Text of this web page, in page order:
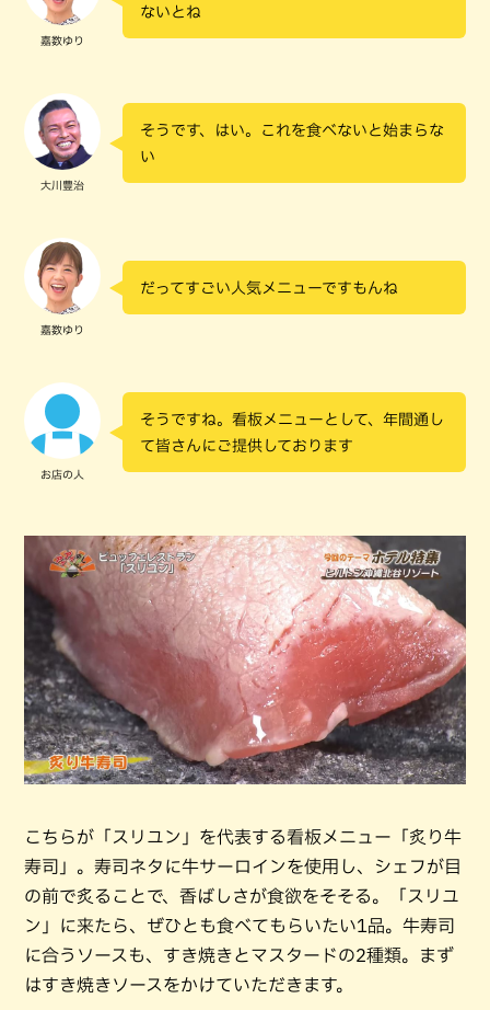
嘉数ゆり
ないとね
大川豊治
そうです、はい。これを食べないと始まらな
い
嘉数ゆり
だってすごい人気メニューですもんね
お店の人
そうですね。看板メニューとして、年間通し
て皆さんにご提供しております
こちらが「スリユン」を代表する看板メニュー「炙り牛
寿司」。寿司ネタに牛サーロインを使用し、シェフが目
の前で炙ることで、香ばしさが食欲をそそる。「スリユ
ン」に来たら、ぜひとも食べてもらいたい1品。牛寿司
に合うソースも、すき焼きとマスタードの2種類。まず
はすき焼きソースをかけていただきます。